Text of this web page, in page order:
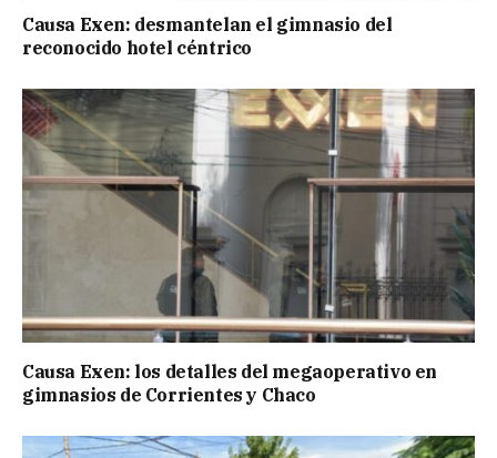
Causa Exen: desmantelan el gimnasio del
reconocido hotel céntrico
Causa Exen: los detalles del megaoperativo en
gimnasios de Corrientes y Chaco